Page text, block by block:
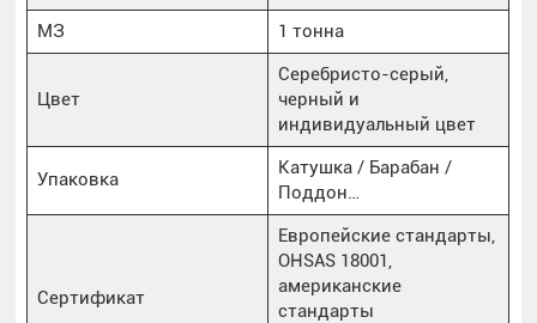
МЗ
1 тонна
Цвет
Серебристо-серый,
черный и
индивидуальный цвет
Упаковка
Катушка / Барабан /
Поддон…
Сертификат
Европейские стандарты,
OHSAS 18001,
американские
стандарты